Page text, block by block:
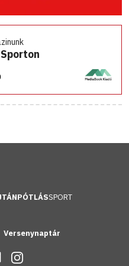
SPORT
Versenynaptár